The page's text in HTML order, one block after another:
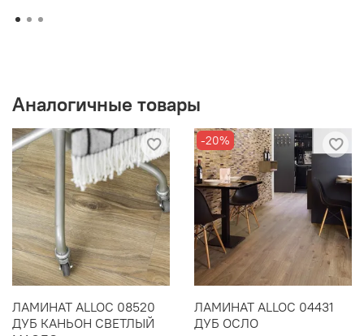
Аналогичные товары
ЛАМИНАТ ALLOC 08520
ДУБ КАНЬОН СВЕТЛЫЙ
-20%
ЛАМИНАТ ALLOC 04431
ДУБ ОСЛО